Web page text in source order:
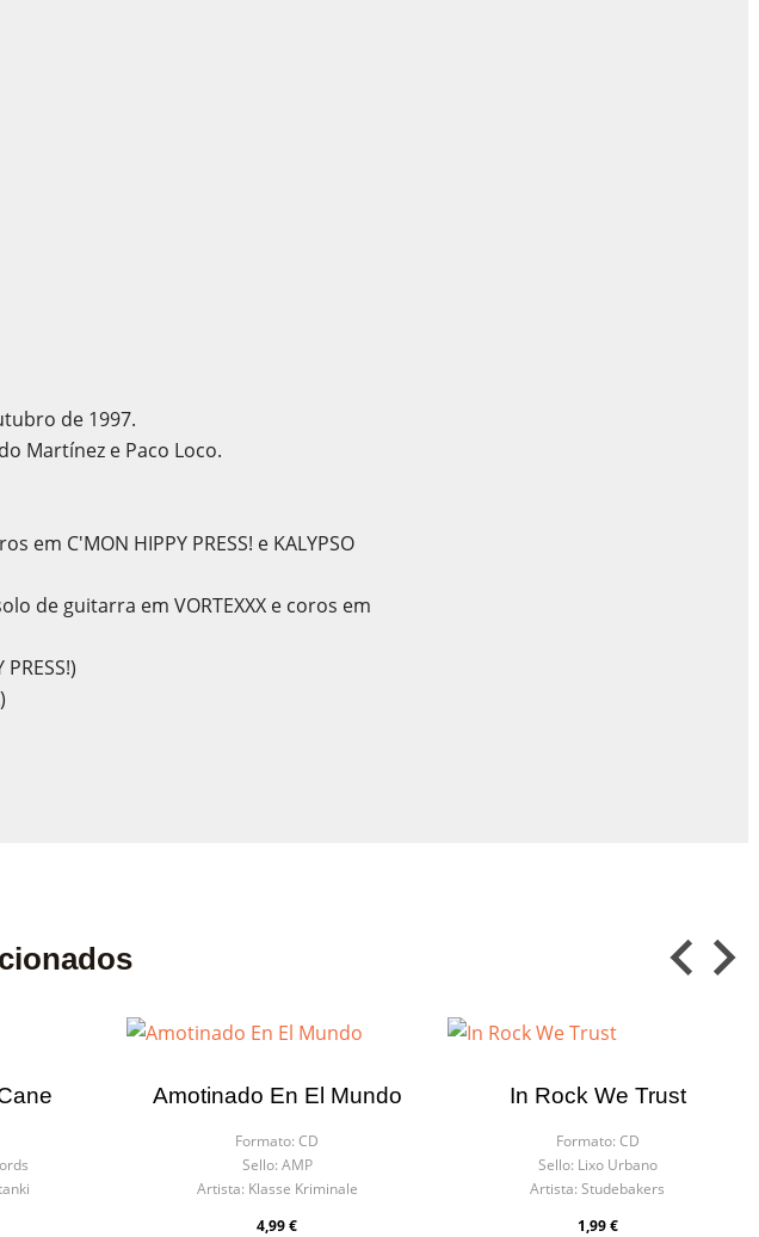
de 1997.
Martínez e Paco Loco.
em C'MON HIPPY PRESS! e KALYPSO
de guitarra em VORTEXXX e coros em
Amotinado En El Mundo
Formato: CD
Sello: AMP
Artista: Klasse Kriminale
4,99 €
In Rock We Trust
Formato: CD
Sello: Lixo Urbano
Artista: Studebakers
1,99 €